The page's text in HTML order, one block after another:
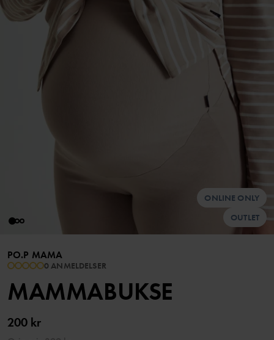
ONLINE ONLY
OUTLET
PO.P MAMA
0 ANMELDELSER
MAMMABUKSE
200 kr